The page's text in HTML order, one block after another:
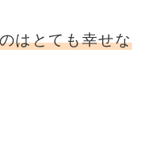
はとても幸せな